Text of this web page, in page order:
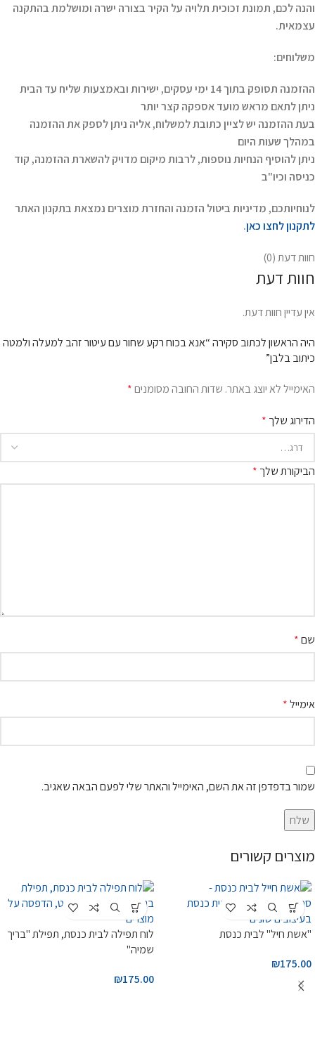
והנה לכם, תמונת זכוכית תלויה על הקיר בצורה ישרה ומושלמת בהתקנה
עצמאית.
משלוחים:
ההזמנה תסופק בתוך 14 ימי עסקים, ישירות ובאמצעות שליח עד הבית
ניתן לתאם מראש מועד אספקה קצר יותר
בעת ההזמנה יש לציין כתובת למשלוח, אליה ניתן לספק את ההזמנה
במהלך שעות היום
ניתן להוסיף הנחיות נוספות, לרבות מיקום מדויק להשארת ההזמנה, קוד
כניסה וכיו"ב
לנוחיותכם, מדיניות ביטול הזמנה והחזרת מוצרים נמצאת בתקנון האתר
לתקנון לחצו כאן.
חוות דעת (0)
חוות דעת
אין עדיין חוות דעת.
היה הראשון לכתוב סקירה “אנא בכוח רקע שחור עם עיטור זהב למעלה ולמטה
כיתוב בלבן”
האימייל לא יוצג באתר. שדות החובה מסומנים*
הדירוג שלך *
הביקורת שלך *
שם*
אימייל*
שמור בדפדפן זה את השם, האימייל והאתר שלי לפעם הבאה שאגיב.
מוצרים קשורים
"אשת חיל" לבית כנסת
₪175.00
לוח תפילה לבית כנסת, תפילת "בריך
שמיה"
₪175.00